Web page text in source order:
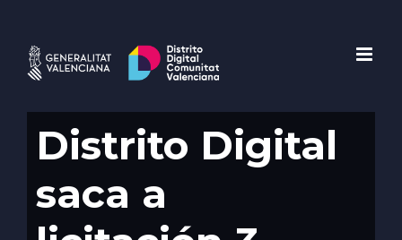
contenido
Distrito Digital
saca a